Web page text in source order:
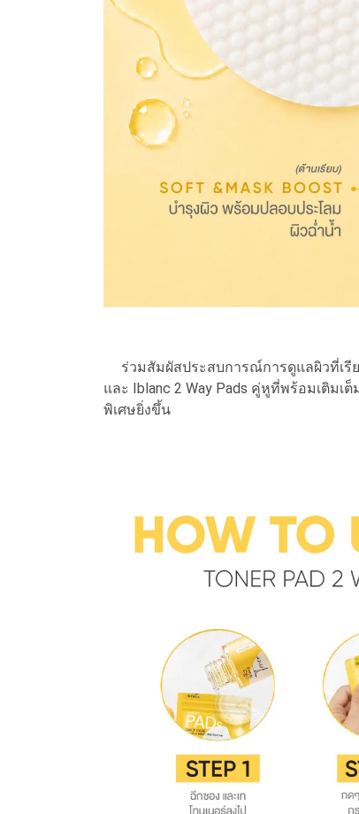
ร่วมสัมผัสประสบการณ์การดูแลผิวที่เรีย
และ Iblanc 2 Way Pads คู่หูที่พร้อมเติม
พิเศษยิ่งขึ้น